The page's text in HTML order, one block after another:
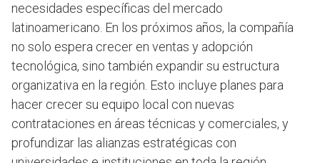
necesidades específicas del mercado
latinoamericano. En los próximos años, la compañía
no solo espera crecer en ventas y adopción
tecnológica, sino también expandir su estructura
organizativa en la región. Esto incluye planes para
hacer crecer su equipo local con nuevas
contrataciones en áreas técnicas y comerciales, y
profundizar las alianzas estratégicas con